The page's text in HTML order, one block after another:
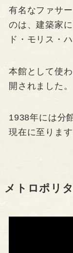
有名なファサ
のは、建築家
ド・モリス・
本館として使
開されました。
1938年には分
現在に至ります
メトロポリ